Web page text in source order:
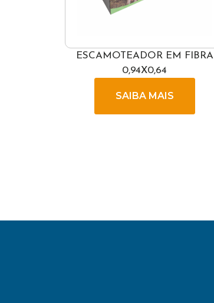
ESCAMOTEADOR EM FIBRA
0,94X0,64
SAIBA MAIS